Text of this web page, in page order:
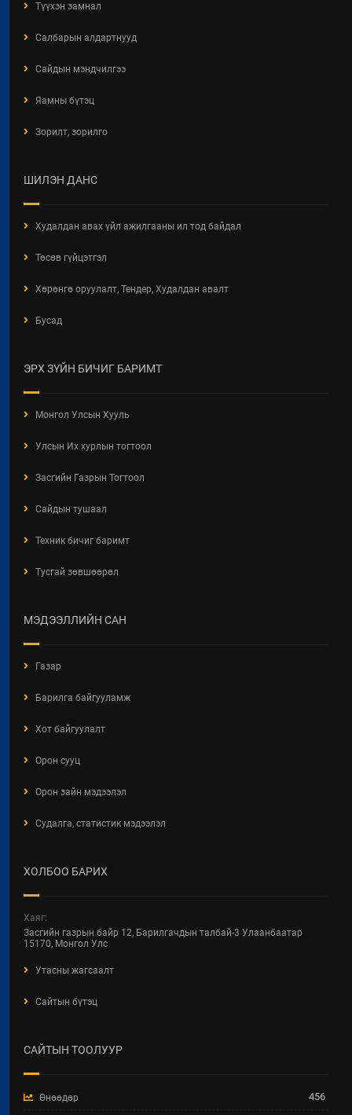
Түүхэн замнал
Салбарын алдартнууд
Сайдын мэндчилгээ
Яамны бүтэц
Зорилт, зорилго
ШИЛЭН ДАНС
Худалдан авах үйл ажилгааны ил тод байдал
Төсөв гүйцэтгэл
Хөрөнгө оруулалт, Тендер, Худалдан авалт
Бусад
ЭРХ ЗҮЙН БИЧИГ БАРИМТ
Монгол Улсын Хууль
Улсын Их хурлын тогтоол
Засгийн Газрын Тогтоол
Сайдын тушаал
Техник бичиг баримт
Тусгай зөвшөөрөл
МЭДЭЭЛЛИЙН САН
Газар
Барилга байгууламж
Хот байгуулалт
Орон сууц
Орон зайн мэдээлэл
Судалга, статистик мэдээлэл
ХОЛБОО БАРИХ
Хаяг:
Засгийн газрын байр 12, Барилгачдын талбай-3 Улаанбаатар
15170, Монгол Улс
Утасны жагсаалт
Сайтын бүтэц
САЙТЫН ТООЛУУР
Өнөөдөр 456